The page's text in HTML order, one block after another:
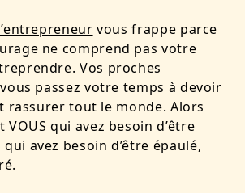
vous frappe parce
ne comprend pas votre
Vos proches
passez votre temps à devoir
rassurer tout le monde. Alors
VOUS qui avez besoin d’être
avez besoin d’être épaulé,